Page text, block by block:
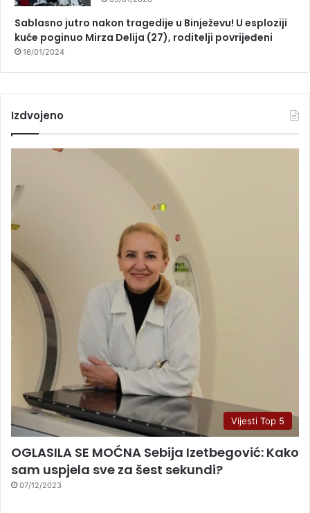
Sablasno jutro nakon tragedije u Binježevu! U esploziji
kuće poginuo Mirza Delija (27), roditelji povrijeđeni
16/01/2024
Izdvojeno
Vijesti Top 5
OGLASILA SE MOĆNA Sebija Izetbegović: Kako
sam uspjela sve za šest sekundi?
07/12/2023